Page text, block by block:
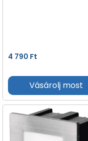
4 790 Ft
Vásárolj most